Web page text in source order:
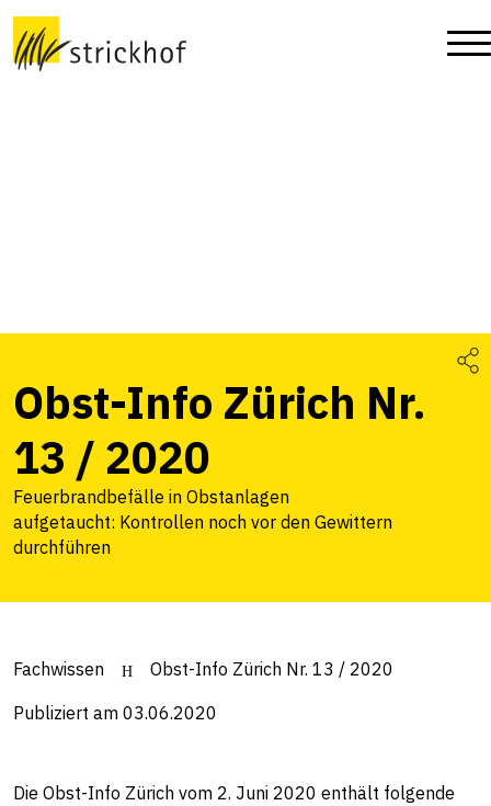
Obst-Info Zürich Nr.
13 / 2020
Feuerbrandbefälle in Obstanlagen
aufgetaucht: Kontrollen noch vor den Gewittern
durchführen
Fachwissen Obst-Info Zürich Nr. 13 / 2020
Publiziert am 03.06.2020
Die Obst-Info Zürich vom 2. Juni 2020 enthält folgende